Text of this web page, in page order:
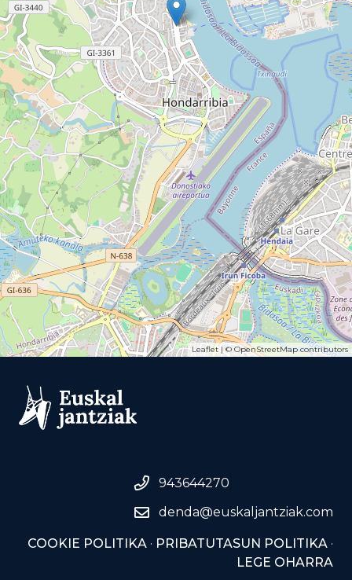
Leaflet| © OpenStreetMapcontributors
943644270
denda@euskaljantziak.com
COOKIE POLITIKA · PRIBATUTASUN POLITIKA ·
LEGE OHARRA